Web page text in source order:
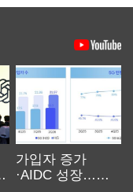
가입자 증가
·AIDC 성장…